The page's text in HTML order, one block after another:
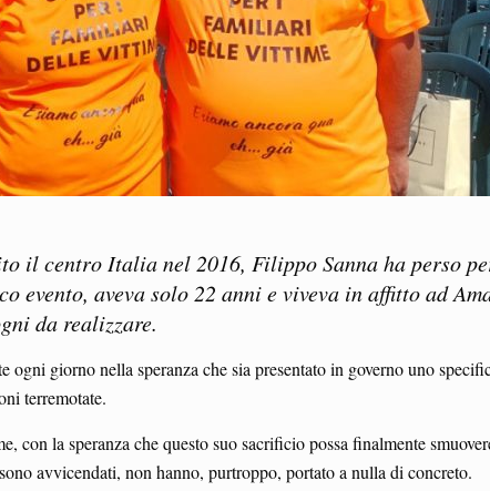
il centro Italia nel 2016, Filippo Sanna ha perso
aveva solo 22 anni e viveva in affitto ad
da realizzare.
giorno nella speranza che sia presentato in governo uno
terremotate.
con la speranza che questo suo sacrificio possa finalmente
avvicendati, non hanno, purtroppo, portato a nulla di concreto.